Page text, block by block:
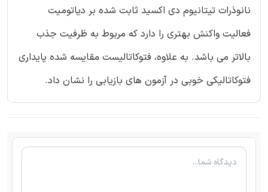
نانوذرات تیتانیوم دی اکسید ثابت شده بر دیاتومیت
فعالیت واکنش بهتری را دارد که مربوط به ظرفیت جذب
بالاتر می باشد. به علاوه، فتوکاتالیست مقایسه شده پایداری
فتوکاتالیکی خوبی در آزمون های بازیابی را نشان داد.